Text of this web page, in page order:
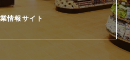
情報サイト